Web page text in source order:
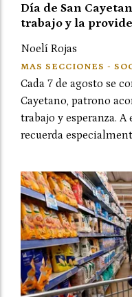
Día de San
trabajo y la
Noelí Rojas
MAS SECCIONES -
Cada 7 de agosto se
Cayetano, patrono
trabajo y esperanza. A
recuerda